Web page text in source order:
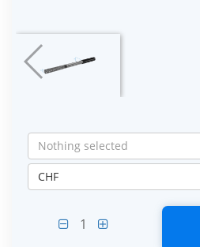
Nothing selected
CHF
1